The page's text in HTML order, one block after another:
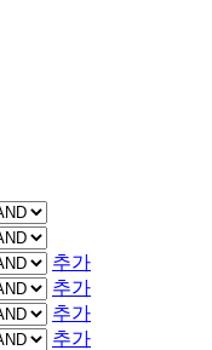
추가
추가
추가
추가